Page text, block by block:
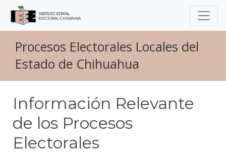
Procesos Electorales Locales del
Estado de Chihuahua
Información Relevante
de los Procesos
Electorales